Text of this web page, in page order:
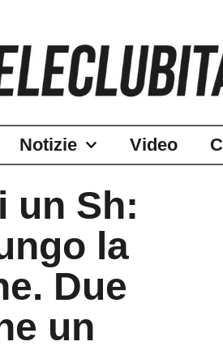
Notizie Video
un Sh:
la
Due
un